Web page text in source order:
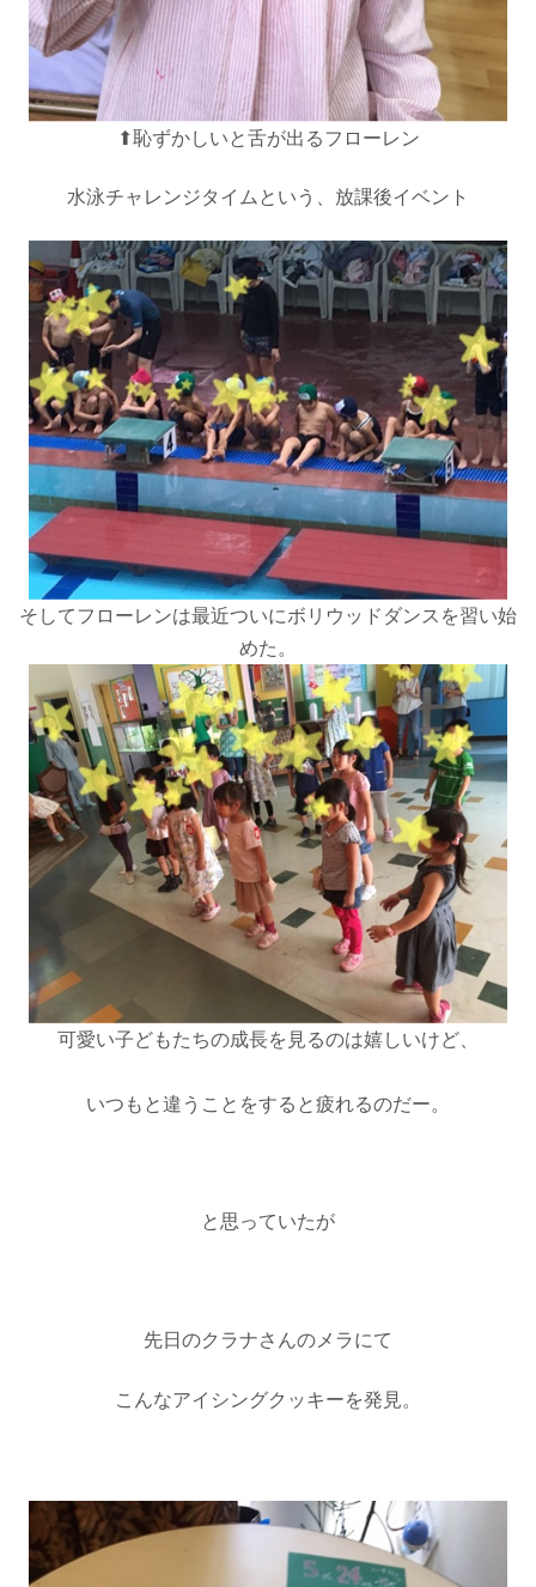
⬆︎恥ずかしいと舌が出るフローレン
水泳チャレンジタイムという、放課後イベント
そしてフローレンは最近ついにボリウッドダンスを習い始
めた。
可愛い子どもたちの成長を見るのは嬉しいけど、
いつもと違うことをすると疲れるのだー。
と思っていたが
先日のクラナさんのメラにて
こんなアイシングクッキーを発見。